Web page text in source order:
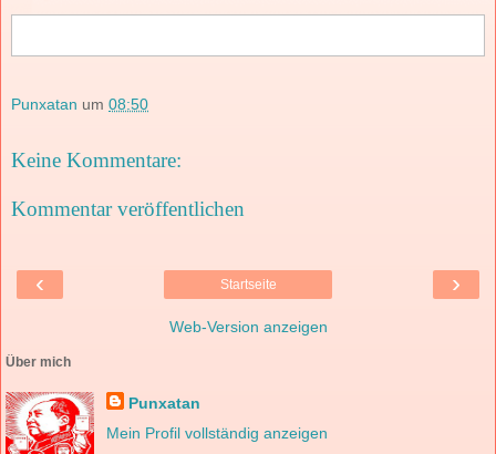
Punxatan um 08:50
Keine Kommentare:
Kommentar veröffentlichen
‹ ›
Startseite
Web-Version anzeigen
Über mich
Punxatan
Mein Profil vollständig anzeigen